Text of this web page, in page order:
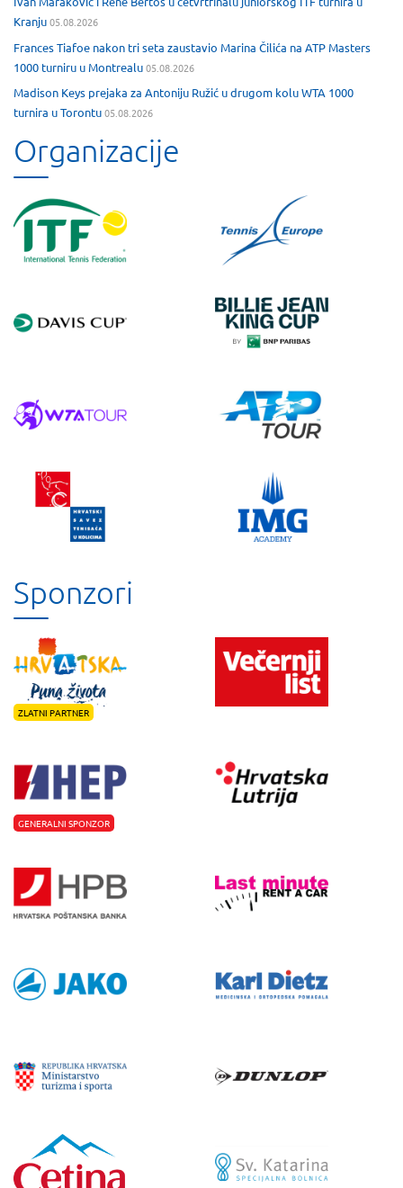
Kranju05.08.2026
Frances Tiafoe nakon tri seta zaustavio Marina Čilića na ATP Masters
1000 turniru u Montrealu05.08.2026
Madison Keys prejaka za Antoniju Ružić u drugom kolu WTA 1000
turnira u Torontu05.08.2026
Organizacije
Sponzori
ZLATNI PARTNER
GENERALNI SPONZOR